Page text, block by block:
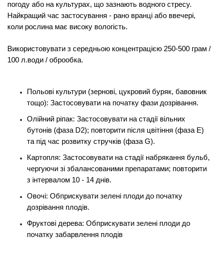
погоду або на культурах, що зазнають водного стресу.
Найкращий час застосування - рано вранці або ввечері,
коли рослина має високу вологість.
Використовувати з середньою концентрацією 250-500 грам /
100 л.води / оброобка.
Польові культури (зернові, цукровий буряк, бавовник
тощо): Застосовувати на початку фази дозрівання.
Олійний ріпак: Застосовувати на стадії вільних
бутонів (фаза D2); повторити після цвітіння (фаза Е)
та під час розвитку стручків (фаза G).
Картопля: Застосовувати на стадії набрякання бульб,
чергуючи зі збалансованими препаратами; повторити
з інтервалом 10 - 14 днів.
Овочі: Обприскувати зелені плоди до початку
дозрівання плодів.
Фруктові дерева: Обприскувати зелені плоди до
початку забарвлення плодів